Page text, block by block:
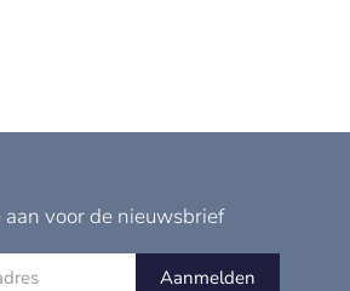
aan voor de nieuwsbrief
Aanmelden